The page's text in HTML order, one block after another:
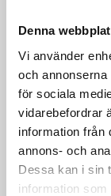
Denna
Vi använder
och
för sociala
vidarebefordrar
information från
annons- och
Dessa kan i sin
information
optimalt
rörelsefrihet och
effektiv
eller i
(WP 10 000/
rörelsefrihet •
fram •
cykeltröjans